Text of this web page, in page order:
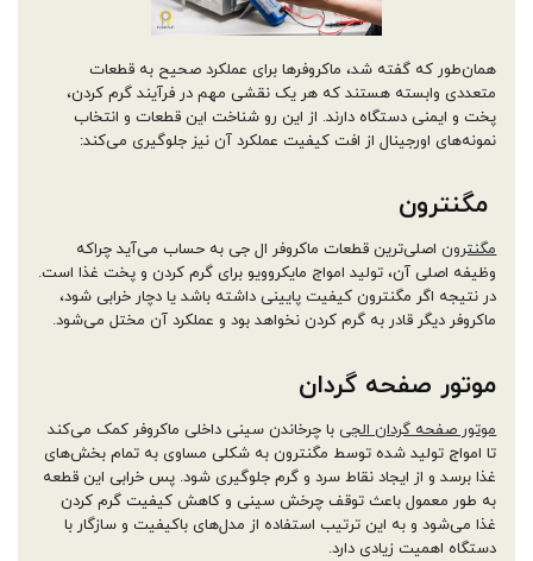
همان‌طور که گفته شد، ماکروفرها برای عملکرد صحیح به قطعات
متعددی وابسته هستند که هر یک نقشی مهم در فرآیند گرم کردن،
پخت و ایمنی دستگاه دارند. از این رو شناخت این قطعات و انتخاب
نمونه‌های اورجینال از افت کیفیت عملکرد آن نیز جلوگیری می‌کند:
مگنترون
مگنتروناصلی‌ترین قطعات ماکروفر ال جی به حساب می‌آید چراکه
وظیفه اصلی آن، تولید امواج مایکروویو برای گرم کردن و پخت غذا است.
در نتیجه اگر مگنترون کیفیت پایینی داشته باشد یا دچار خرابی شود،
ماکروفر دیگر قادر به گرم کردن نخواهد بود و عملکرد آن مختل می‌شود.
موتور صفحه گردان
موتور صفحه گردان الجیبا چرخاندن سینی داخلی ماکروفر کمک می‌کند
تا امواج تولید شده توسط مگنترون به شکلی مساوی به تمام بخش‌های
غذا برسد و از ایجاد نقاط سرد و گرم جلوگیری شود. پس خرابی این قطعه
به طور معمول باعث توقف چرخش سینی و کاهش کیفیت گرم کردن
غذا می‌شود و به این ترتیب استفاده از مدل‌های باکیفیت و سازگار با
دستگاه اهمیت زیادی دارد.